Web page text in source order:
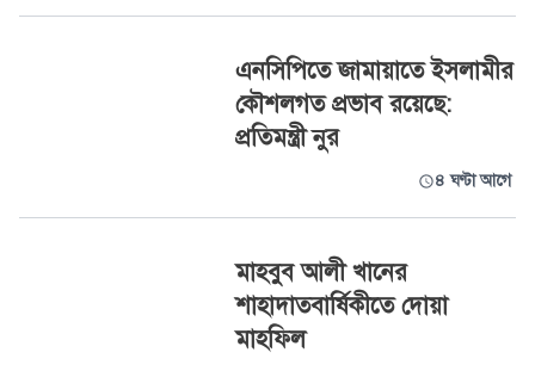
এনসিপিতে জামায়াতে ইসলামীর
কৌশলগত প্রভাব রয়েছে:
প্রতিমন্ত্রী নুর
৪ ঘণ্টা আগে
মাহবুব আলী খানের
শাহাদাতবার্ষিকীতে দোয়া
মাহফিল